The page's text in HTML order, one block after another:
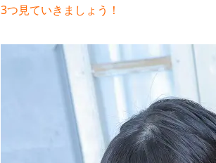
3つ見ていきましょう！